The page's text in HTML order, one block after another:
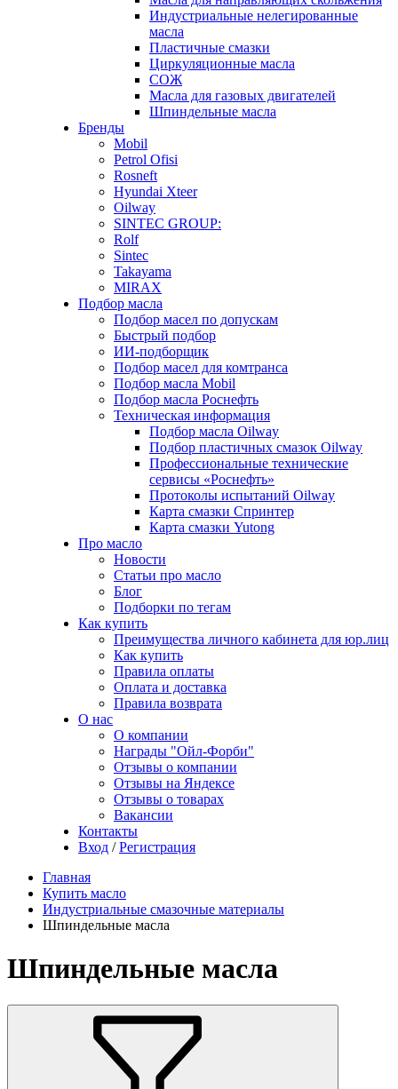
Индустриальные нелегированные
масла
Пластичные смазки
Циркуляционные масла
СОЖ
Масла для газовых двигателей
Шпиндельные масла
Бренды
Mobil
Petrol Ofisi
Rosneft
Hyundai Xteer
Oilway
SINTEC GROUP:
Rolf
Sintec
Takayama
MIRAX
Подбор масла
Подбор масел по допускам
Быстрый подбор
ИИ-подборщик
Подбор масел для комтранса
Подбор масла Mobil
Подбор масла Роснефть
Техническая информация
Подбор масла Oilway
Подбор пластичных смазок Oilway
Профессиональные технические
сервисы «Роснефть»
Протоколы испытаний Oilway
Карта смазки Спринтер
Карта смазки Yutong
Про масло
Новости
Статьи про масло
Блог
Подборки по тегам
Как купить
Преимущества личного кабинета для юр.лиц
Как купить
Правила оплаты
Оплата и доставка
Правила возврата
О нас
О компании
Награды "Ойл-Форби"
Отзывы о компании
Отзывы на Яндексе
Отзывы о товарах
Вакансии
Контакты
Вход / Регистрация
Главная
Купить масло
Индустриальные смазочные материалы
Шпиндельные масла
Шпиндельные масла